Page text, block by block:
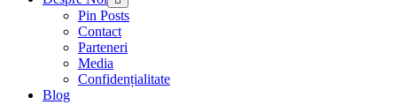
Pin Posts
Contact
Parteneri
Media
Confidențialitate
Blog